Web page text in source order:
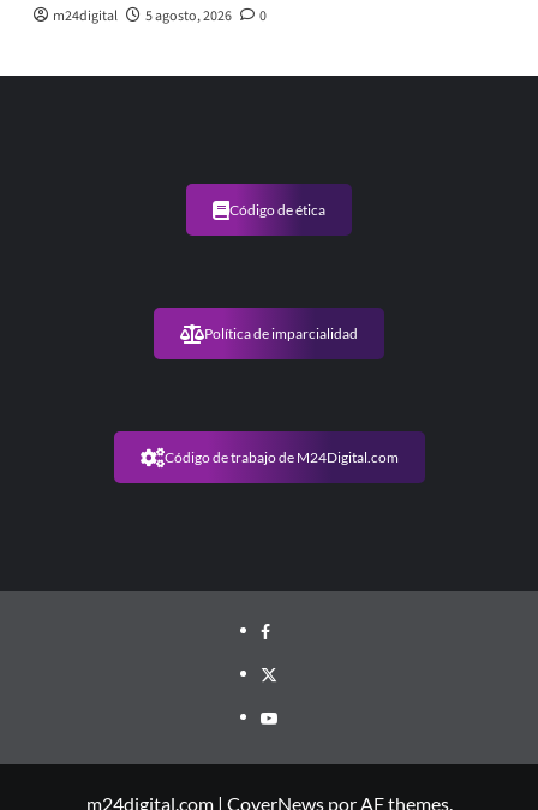
m24digital 5 agosto, 2026 0
Código de ética
Política de imparcialidad
Código de trabajo de M24Digital.com
m24digital.com | CoverNewspor AF themes.